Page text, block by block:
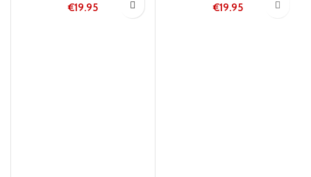
€19.95
€19.95